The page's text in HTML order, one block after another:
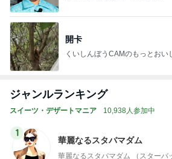
開卡
くいしんぼうCAMのもっとおい
ジャンルランキング
スイーツ・デザートマニア 10,938人参加中
1
華麗なるスタバマダム
華麗なるスタバマダム （スターバ